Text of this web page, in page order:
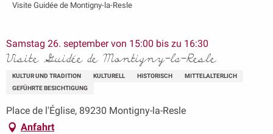
Visite Guidée de Montigny-la-Resle
Samstag 26. september von 15:00 bis zu 16:30
Visite Guidée de Montigny-la-Resle
KULTUR UND TRADITION KULTURELL HISTORISCH
MITTELALTERLICH
GEFÜHRTE BESICHTIGUNG
Place de l'Église, 89230 Montigny-la-Resle
Anfahrt